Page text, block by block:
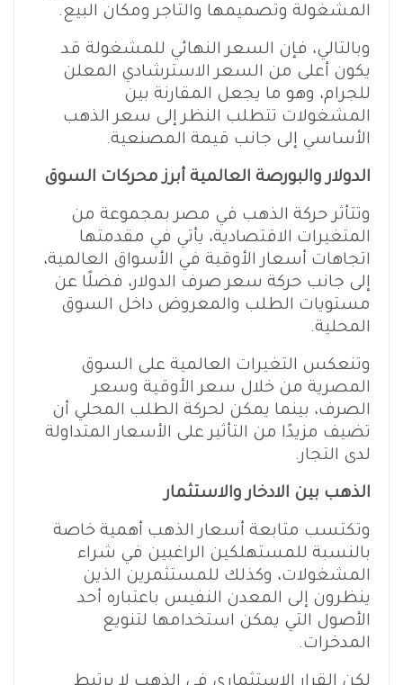
المشغولة وتصميمها والتاجر ومكان البيع.
وبالتالي، فإن السعر النهائي للمشغولة قد
يكون أعلى من السعر الاسترشادي المعلن
للجرام، وهو ما يجعل المقارنة بين
المشغولات تتطلب النظر إلى سعر الذهب
الأساسي إلى جانب قيمة المصنعية.
الدولار والبورصة العالمية أبرز محركات السوق
وتتأثر حركة الذهب في مصر بمجموعة من
المتغيرات الاقتصادية، يأتي في مقدمتها
اتجاهات أسعار الأوقية في الأسواق العالمية،
إلى جانب حركة سعر صرف الدولار، فضلًا عن
مستويات الطلب والمعروض داخل السوق
المحلية.
وتنعكس التغيرات العالمية على السوق
المصرية من خلال سعر الأوقية وسعر
الصرف، بينما يمكن لحركة الطلب المحلي أن
تضيف مزيدًا من التأثير على الأسعار المتداولة
لدى التجار.
الذهب بين الادخار والاستثمار
وتكتسب متابعة أسعار الذهب أهمية خاصة
بالنسبة للمستهلكين الراغبين في شراء
المشغولات، وكذلك للمستثمرين الذين
ينظرون إلى المعدن النفيس باعتباره أحد
الأصول التي يمكن استخدامها لتنويع
المدخرات.